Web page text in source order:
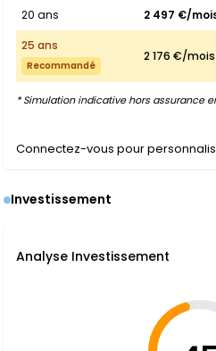
20 ans 2 497 €/
25 ans
Recommandé
2 176 €/mois
* Simulation indicative hors assurance
Connectez-vous pour
Investissement
Analyse Investissement